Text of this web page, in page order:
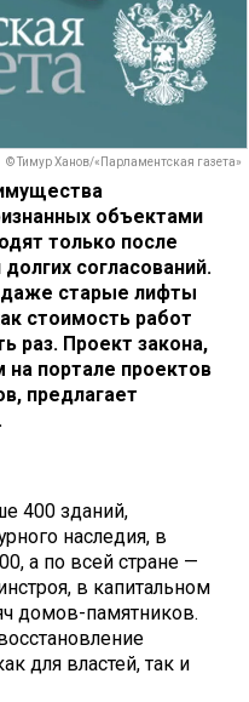
© Тимур Ханов/«Парламентская газета»
объектами
только после
согласований.
старые лифты
стоимость работ
раз. Проект закона,
портале проектов
предлагает
400 зданий,
наследия, в
а по всей стране —
в капитальном
домов-памятников.
для властей, так и